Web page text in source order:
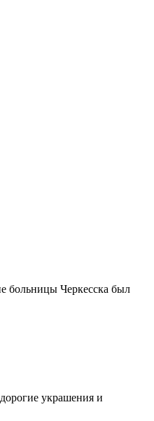
больницы Черкесска был
украшения и